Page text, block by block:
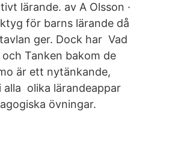
lärande. av A Olsson ·
för barns lärande då
ger. Dock har Vad
Tanken bakom de
är ett nytänkande,
olika lärandeappar
övningar.